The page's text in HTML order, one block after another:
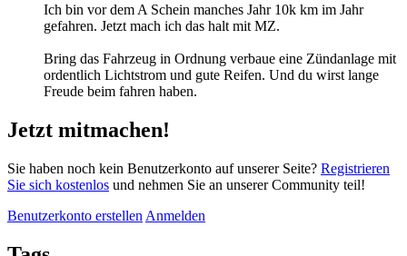
Ich bin vor dem A Schein manches Jahr 10k km im Jahr
gefahren. Jetzt mach ich das halt mit MZ.
Bring das Fahrzeug in Ordnung verbaue eine Zündanlage mit
ordentlich Lichtstrom und gute Reifen. Und du wirst lange
Freude beim fahren haben.
Jetzt mitmachen!
Sie haben noch kein Benutzerkonto auf unserer Seite? Registrieren
Sie sich kostenlos und nehmen Sie an unserer Community teil!
Benutzerkonto erstellen Anmelden